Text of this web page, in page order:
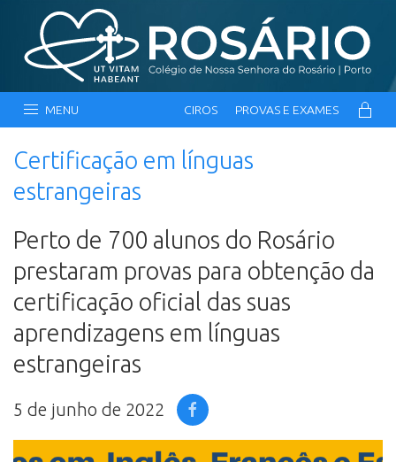
MENU CIROS PROVAS E EXAMES
Certificação em línguas
estrangeiras
Perto de 700 alunos do Rosário
prestaram provas para obtenção da
certificação oficial das suas
aprendizagens em línguas
estrangeiras
5 de junho de 2022